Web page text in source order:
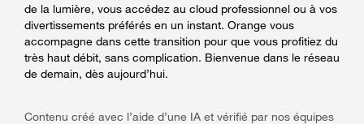
de la lumière, vous accédez au cloud professionnel ou à vos
divertissements préférés en un instant. Orange vous
accompagne dans cette transition pour que vous profitiez du
très haut débit, sans complication. Bienvenue dans le réseau
de demain, dès aujourd’hui.
Contenu créé avec l’aide d’une IA et vérifié par nos équipes